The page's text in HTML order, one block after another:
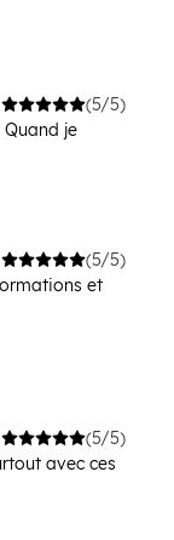
(5/5)
je
(5/5)
et
(5/5)
avec ces